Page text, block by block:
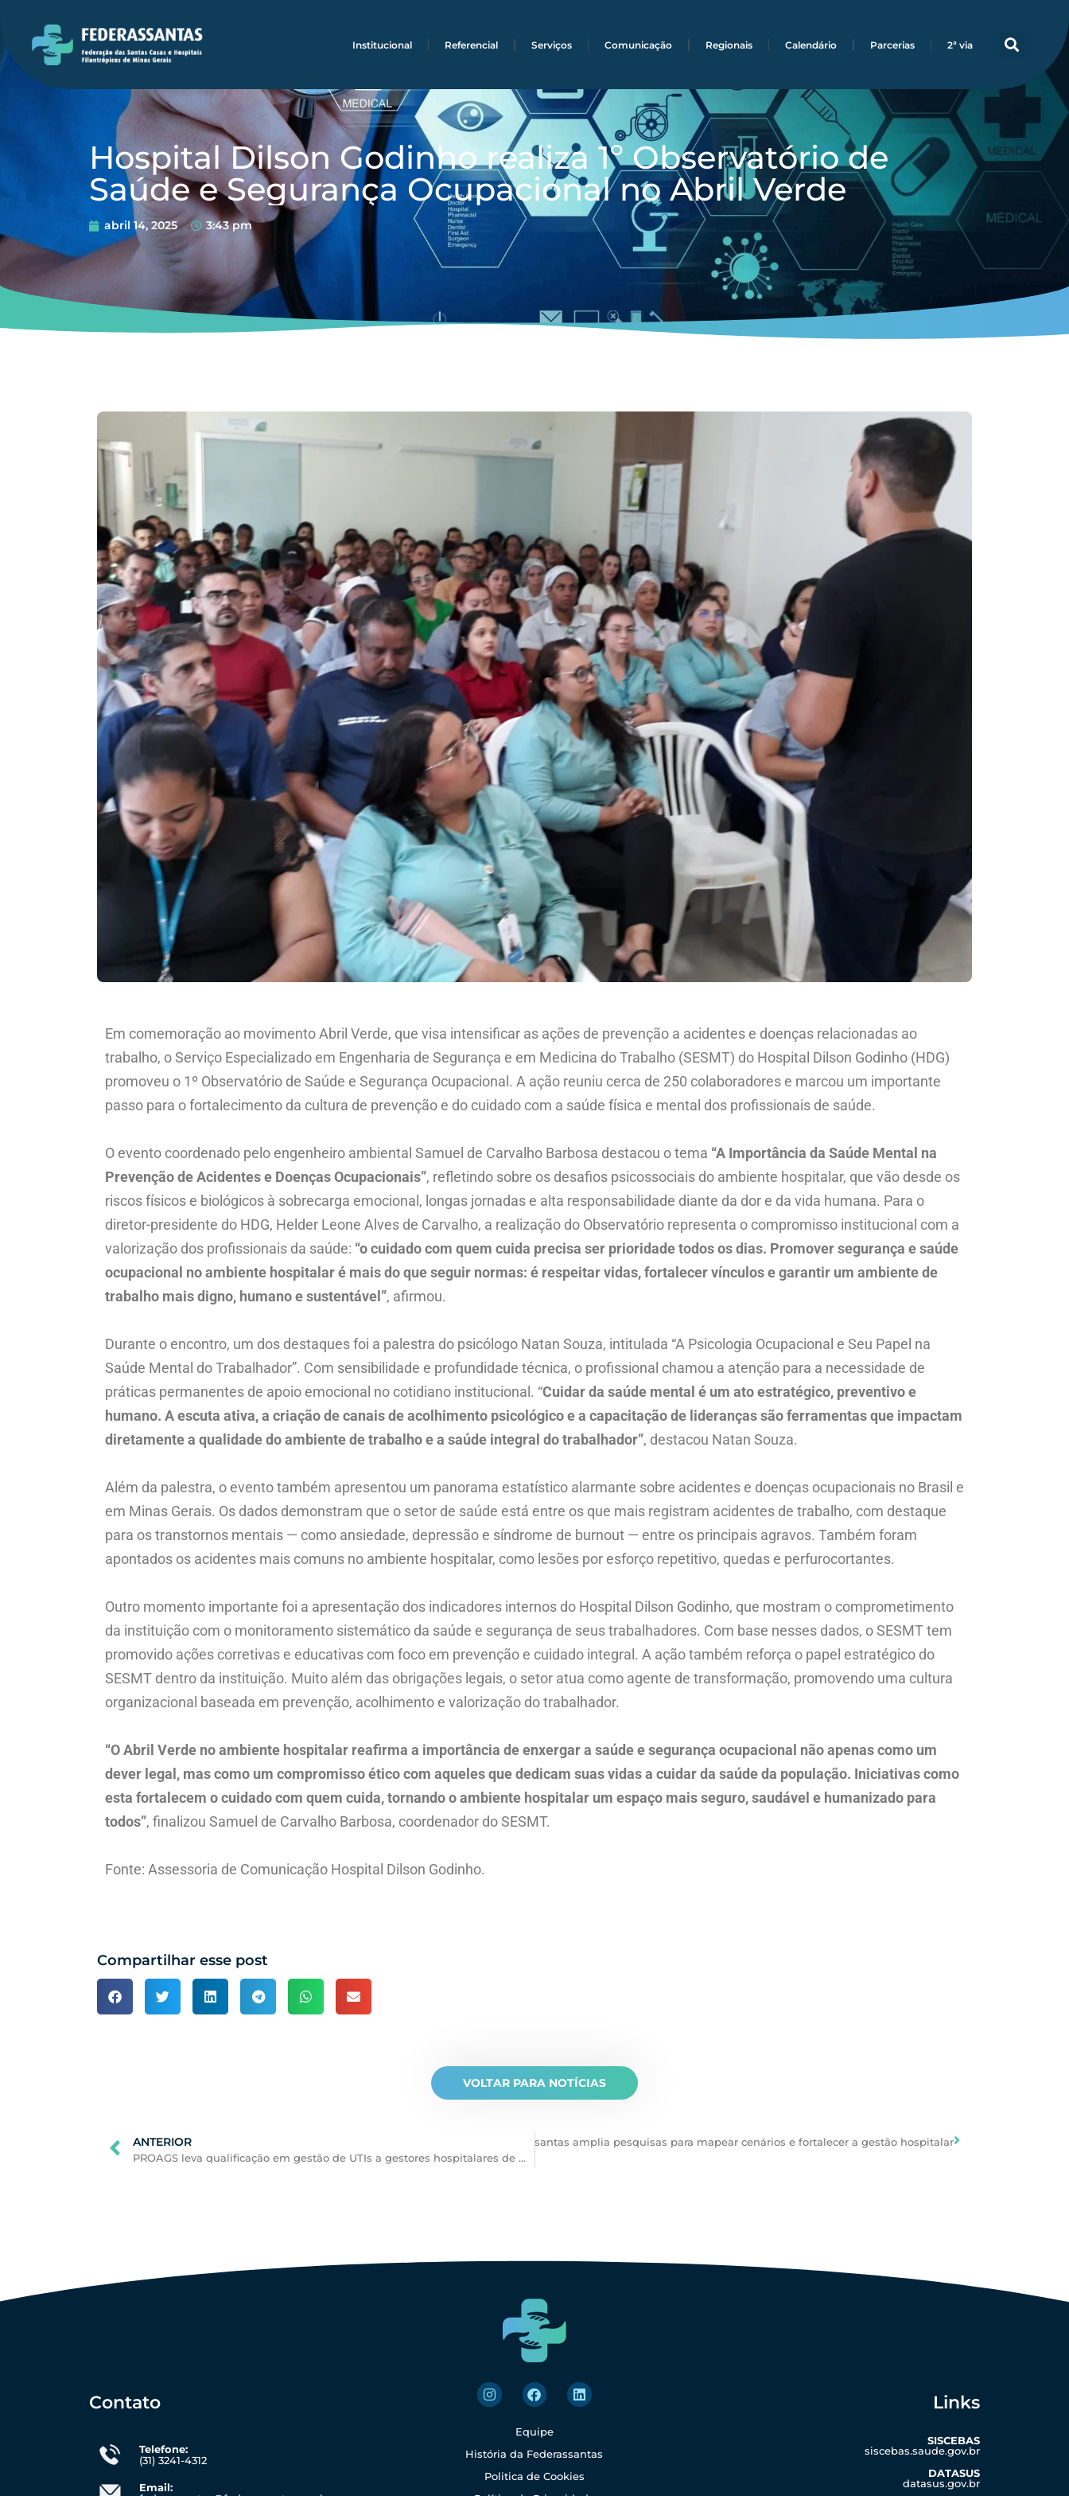
Institucional Referencial Serviços Comunicação Regionais Calendário Parcerias 2ª via
Hospital Dilson Godinho realiza 1º Observatório de
Saúde e Segurança Ocupacional no Abril Verde
abril 14, 2025 3:43 pm
Em comemoração ao movimento Abril Verde, que visa intensificar as ações de prevenção a acidentes e doenças relacionadas ao
trabalho, o Serviço Especializado em Engenharia de Segurança e em Medicina do Trabalho (SESMT) do Hospital Dilson Godinho (HDG)
promoveu o 1º Observatório de Saúde e Segurança Ocupacional. A ação reuniu cerca de 250 colaboradores e marcou um importante
passo para o fortalecimento da cultura de prevenção e do cuidado com a saúde física e mental dos profissionais de saúde.
O evento coordenado pelo engenheiro ambiental Samuel de Carvalho Barbosa destacou o tema “A Importância da Saúde Mental na
Prevenção de Acidentes e Doenças Ocupacionais”, refletindo sobre os desafios psicossociais do ambiente hospitalar, que vão desde os
riscos físicos e biológicos à sobrecarga emocional, longas jornadas e alta responsabilidade diante da dor e da vida humana. Para o
diretor-presidente do HDG, Helder Leone Alves de Carvalho, a realização do Observatório representa o compromisso institucional com a
valorização dos profissionais da saúde: “o cuidado com quem cuida precisa ser prioridade todos os dias. Promover segurança e saúde
ocupacional no ambiente hospitalar é mais do que seguir normas: é respeitar vidas, fortalecer vínculos e garantir um ambiente de
trabalho mais digno, humano e sustentável”, afirmou.
Durante o encontro, um dos destaques foi a palestra do psicólogo Natan Souza, intitulada “A Psicologia Ocupacional e Seu Papel na
Saúde Mental do Trabalhador”. Com sensibilidade e profundidade técnica, o profissional chamou a atenção para a necessidade de
práticas permanentes de apoio emocional no cotidiano institucional. “Cuidar da saúde mental é um ato estratégico, preventivo e
humano. A escuta ativa, a criação de canais de acolhimento psicológico e a capacitação de lideranças são ferramentas que impactam
diretamente a qualidade do ambiente de trabalho e a saúde integral do trabalhador”, destacou Natan Souza.
Além da palestra, o evento também apresentou um panorama estatístico alarmante sobre acidentes e doenças ocupacionais no Brasil e
em Minas Gerais. Os dados demonstram que o setor de saúde está entre os que mais registram acidentes de trabalho, com destaque
para os transtornos mentais — como ansiedade, depressão e síndrome de burnout — entre os principais agravos. Também foram
apontados os acidentes mais comuns no ambiente hospitalar, como lesões por esforço repetitivo, quedas e perfurocortantes.
Outro momento importante foi a apresentação dos indicadores internos do Hospital Dilson Godinho, que mostram o comprometimento
da instituição com o monitoramento sistemático da saúde e segurança de seus trabalhadores. Com base nesses dados, o SESMT tem
promovido ações corretivas e educativas com foco em prevenção e cuidado integral. A ação também reforça o papel estratégico do
SESMT dentro da instituição. Muito além das obrigações legais, o setor atua como agente de transformação, promovendo uma cultura
organizacional baseada em prevenção, acolhimento e valorização do trabalhador.
“O Abril Verde no ambiente hospitalar reafirma a importância de enxergar a saúde e segurança ocupacional não apenas como um
dever legal, mas como um compromisso ético com aqueles que dedicam suas vidas a cuidar da saúde da população. Iniciativas como
esta fortalecem o cuidado com quem cuida, tornando o ambiente hospitalar um espaço mais seguro, saudável e humanizado para
todos”, finalizou Samuel de Carvalho Barbosa, coordenador do SESMT.
Fonte: Assessoria de Comunicação Hospital Dilson Godinho.
Compartilhar esse post
VOLTAR PARA NOTÍCIAS
ANTERIOR
PROAGS leva qualificação em gestão de UTIs a gestores hospitalares de Minas Gerais
Remuneração: Federassantas amplia pesquisas para mapear cenários e fortalecer a gestão hospitalar
Contato
Telefone:
(31) 3241-4312
Email:
Equipe
História da Federassantas
Politica de Cookies
Links
SISCEBAS
siscebas.saude.gov.br
DATASUS
datasus.gov.br